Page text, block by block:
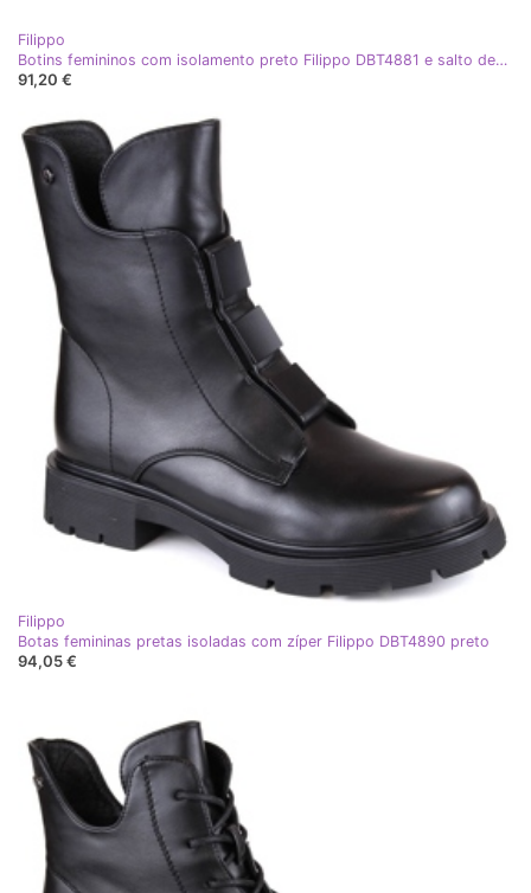
Filippo
Botins femininos com isolamento preto Filippo DBT4881 e salto decorativo preto
91,20 €
Filippo
Botas femininas pretas isoladas com zíper Filippo DBT4890 preto
94,05 €